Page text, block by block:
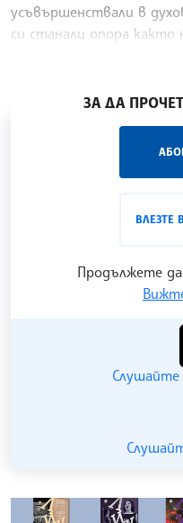
усъвършенствали в
си станали опора както
ЗА ДА
ВЛЕЗТЕ
Продължете
„Час ЛИК“ на БТА е
Слушайте